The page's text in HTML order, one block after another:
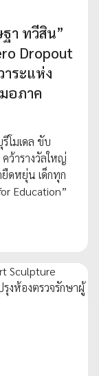
า ทวีสิน”
Dropout
ระแห่ง
อภาค
โมเดล ขับ
ว้ารางวัลใหญ่
ดหยุ่น เด็กทุก
Education”